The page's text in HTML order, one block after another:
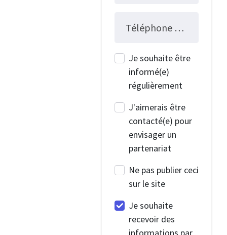
Téléphone fixe
Je souhaite être
informé(e)
régulièrement
J'aimerais être
contacté(e) pour
envisager un
partenariat
Ne pas publier ceci
sur le site
Je souhaite
recevoir des